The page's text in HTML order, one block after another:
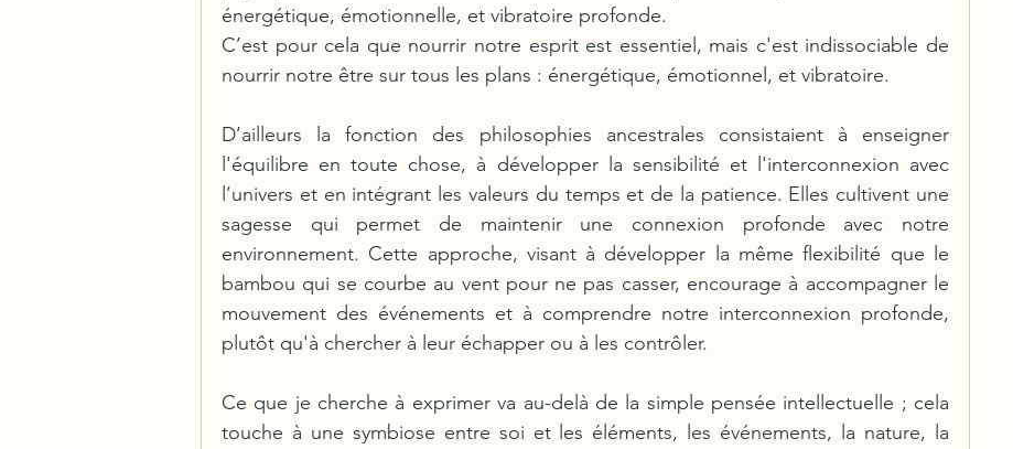
énergétique, émotionnelle, et vibratoire profonde.
C’est pour cela que nourrir notre esprit est essentiel, mais c'est indissociable de
nourrir notre être sur tous les plans : énergétique, émotionnel, et vibratoire.
D’ailleurs la fonction des philosophies ancestrales consistaient à enseigner
l'équilibre en toute chose, à développer la sensibilité et l'interconnexion avec
l’univers et en intégrant les valeurs du temps et de la patience. Elles cultivent une
sagesse qui permet de maintenir une connexion profonde avec notre
environnement. Cette approche, visant à développer la même flexibilité que le
bambou qui se courbe au vent pour ne pas casser, encourage à accompagner le
mouvement des événements et à comprendre notre interconnexion profonde,
plutôt qu'à chercher à leur échapper ou à les contrôler.
Ce que je cherche à exprimer va au-delà de la simple pensée intellectuelle ; cela
touche à une symbiose entre soi et les éléments, les événements, la nature, la